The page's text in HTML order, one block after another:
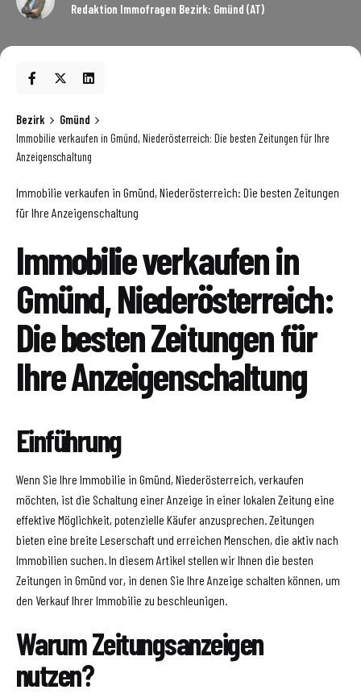
Redaktion Immofragen Bezirk: Gmünd (AT)
Bezirk
Gmünd
Immobilie verkaufen in Gmünd, Niederösterreich: Die besten Zeitungen für Ihre
Anzeigenschaltung
Immobilie verkaufen in Gmünd, Niederösterreich: Die besten Zeitungen
für Ihre Anzeigenschaltung
Immobilie verkaufen in
Gmünd, Niederösterreich:
Die besten Zeitungen für
Ihre Anzeigenschaltung
Einführung
Wenn Sie Ihre Immobilie in Gmünd, Niederösterreich, verkaufen
möchten, ist die Schaltung einer Anzeige in einer lokalen Zeitung eine
effektive Möglichkeit, potenzielle Käufer anzusprechen. Zeitungen
bieten eine breite Leserschaft und erreichen Menschen, die aktiv nach
Immobilien suchen. In diesem Artikel stellen wir Ihnen die besten
Zeitungen in Gmünd vor, in denen Sie Ihre Anzeige schalten können, um
den Verkauf Ihrer Immobilie zu beschleunigen.
Warum Zeitungsanzeigen
nutzen?